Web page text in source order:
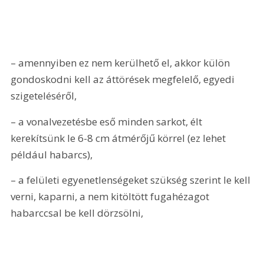
– amennyiben ez nem kerülhető el, akkor külön
gondoskodni kell az áttörések megfelelő, egyedi
szigeteléséről,
– a vonalvezetésbe eső minden sarkot, élt
kerekítsünk le 6-8 cm átmérőjű körrel (ez lehet
például habarcs),
– a felületi egyenetlenségeket szükség szerint le kell
verni, kaparni, a nem kitöltött fugahézagot
habarccsal be kell dörzsölni,